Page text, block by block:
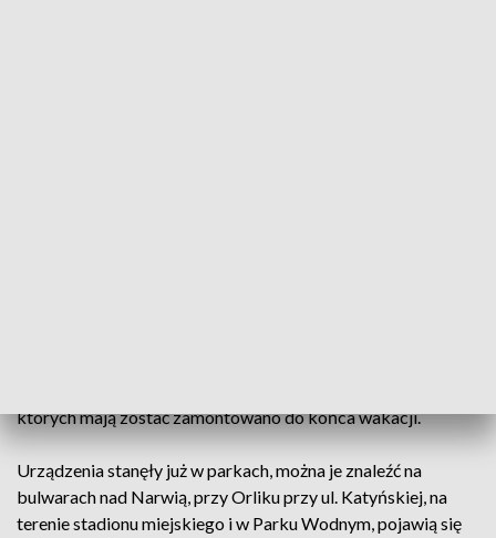
których mają zostać zamontowano do końca wakacji.
Urządzenia stanęły już w parkach, można je znaleźć na
bulwarach nad Narwią, przy Orliku przy ul. Katyńskiej, na
terenie stadionu miejskiego i w Parku Wodnym, pojawią się